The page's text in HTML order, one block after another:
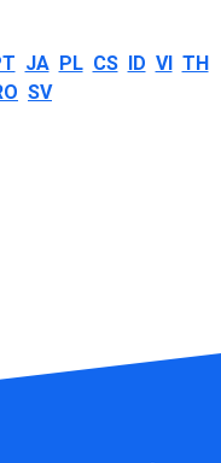
JA PL CS ID VI TH
SV